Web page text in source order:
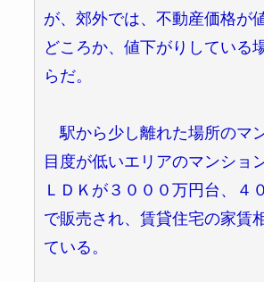
が、郊外では、不動産価格が
どころか、値下がりしている
らだ。
駅から少し離れた場所のマ
目度が低いエリアのマンショ
ＬＤＫが３０００万円台、４
で販売され、賃貸住宅の家賃
ている。